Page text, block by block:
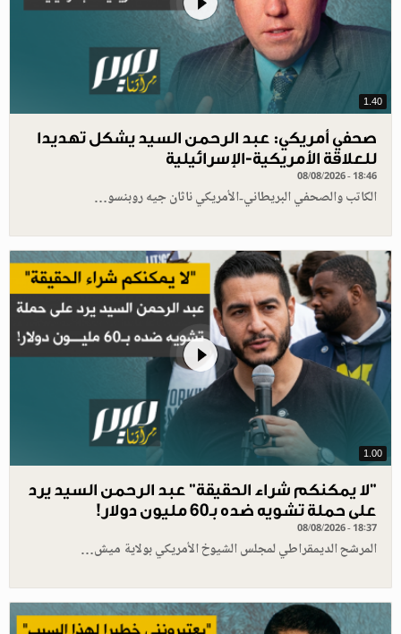
1.40
صحفي أمريكي: عبد الرحمن السيد يشكل تهديدا
للعلاقة الأمريكية-الإسرائيلية
08/08/2026 - 18:46
الكاتب والصحفي البريطاني-الأمريكي ناثان جيه روبنسو…
1.00
"لا يمكنكم شراء الحقيقة" عبد الرحمن السيد يرد
على حملة تشويه ضده بـ60 مليون دولار!
08/08/2026 - 18:37
المرشح الديمقراطي لمجلس الشيوخ الأمريكي بولاية ميش…